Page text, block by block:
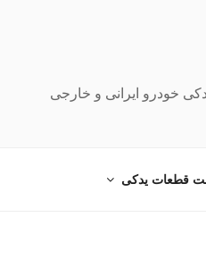
خودرو ایرانی و خارجی
قطعات یدکی